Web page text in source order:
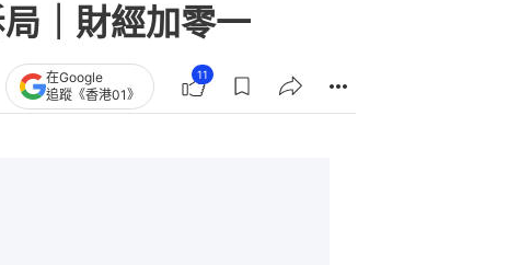
｜財經加零一
在Google
追蹤《香港01》
11